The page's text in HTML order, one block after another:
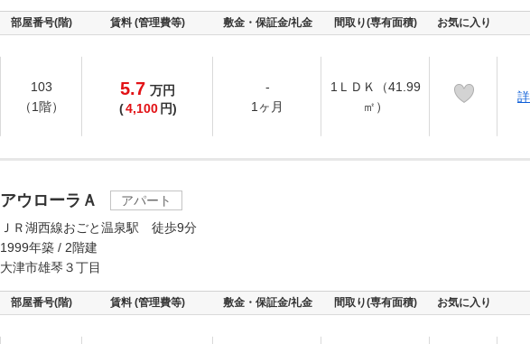
部屋番号(階) 賃料 (管理費等) 敷金・保証金/礼金 間取り(専有面積) お気に入り
103
（1階）
5.7 万円
(4,100 円)
-
1ヶ月
1ＬＤＫ（41.99
㎡）
アウローラＡ
アパート
ＪＲ湖西線おごと温泉駅 徒歩9分
1999年築 / 2階建
大津市雄琴３丁目
部屋番号(階) 賃料 (管理費等) 敷金・保証金/礼金 間取り(専有面積) お気に入り